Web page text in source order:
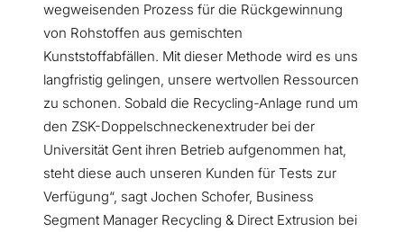
wegweisenden Prozess für die Rückgewinnung
von Rohstoffen aus gemischten
Kunststoffabfällen. Mit dieser Methode wird es uns
langfristig gelingen, unsere wertvollen Ressourcen
zu schonen. Sobald die Recycling-Anlage rund um
den ZSK-Doppelschneckenextruder bei der
Universität Gent ihren Betrieb aufgenommen hat,
steht diese auch unseren Kunden für Tests zur
Verfügung“, sagt Jochen Schofer, Business
Segment Manager Recycling & Direct Extrusion bei